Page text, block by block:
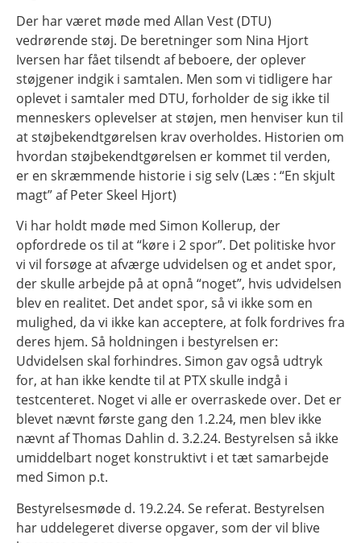
Der har været møde med Allan Vest (DTU)
vedrørende støj. De beretninger som Nina Hjort
Iversen har fået tilsendt af beboere, der oplever
støjgener indgik i samtalen. Men som vi tidligere har
oplevet i samtaler med DTU, forholder de sig ikke til
menneskers oplevelser at støjen, men henviser kun til
at støjbekendtgørelsen krav overholdes. Historien om
hvordan støjbekendtgørelsen er kommet til verden,
er en skræmmende historie i sig selv (Læs : “En skjult
magt” af Peter Skeel Hjort)
Vi har holdt møde med Simon Kollerup, der
opfordrede os til at “køre i 2 spor”. Det politiske hvor
vi vil forsøge at afværge udvidelsen og et andet spor,
der skulle arbejde på at opnå “noget”, hvis udvidelsen
blev en realitet. Det andet spor, så vi ikke som en
mulighed, da vi ikke kan acceptere, at folk fordrives fra
deres hjem. Så holdningen i bestyrelsen er:
Udvidelsen skal forhindres. Simon gav også udtryk
for, at han ikke kendte til at PTX skulle indgå i
testcenteret. Noget vi alle er overraskede over. Det er
blevet nævnt første gang den 1.2.24, men blev ikke
nævnt af Thomas Dahlin d. 3.2.24. Bestyrelsen så ikke
umiddelbart noget konstruktivt i et tæt samarbejde
med Simon p.t.
Bestyrelsesmøde d. 19.2.24. Se referat. Bestyrelsen
har uddelegeret diverse opgaver, som der vil blive